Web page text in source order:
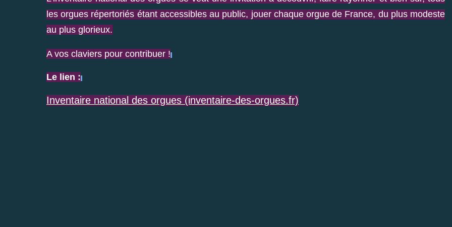
les orgues répertoriés étant accessibles au public, jouer chaque orgue de France, du plus modeste
au plus glorieux.
A vos claviers pour contribuer !
Le lien :
Inventaire national des orgues (inventaire-des-orgues.fr)